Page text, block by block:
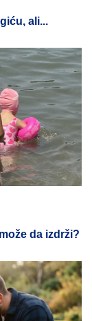
ali...
da izdrži?